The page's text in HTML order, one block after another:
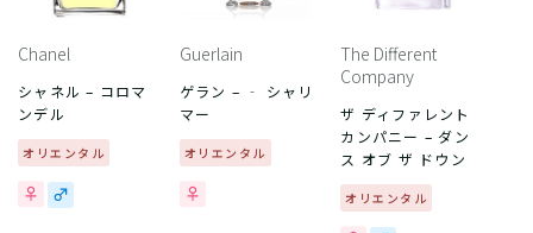
Chanel
シャネル – コロマ
ンデル
オリエンタル
Guerlain
ゲラン – ‐ シャリ
マー
オリエンタル
The Different
Company
ザ ディファレント
カンパニー – ダン
ス オブ ザ ドウン
オリエンタル